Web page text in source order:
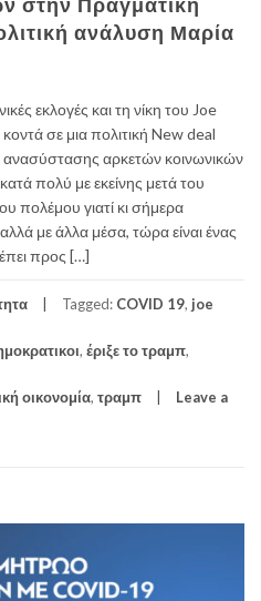
στην Πραγματική
ανάλυση Μαρία
εκλογές και τη νίκη του Joe
σε μια πολιτική New deal
αρκετών κοινωνικών
πολύ με εκείνης μετά του
πολέμου γιατί κι σήμερα
με άλλα μέσα, τώρα είναι ένας
προς […]
Tagged: COVID 19, joe
, έριξε το τραμπ,
οικονομία, τραμπ Leave a